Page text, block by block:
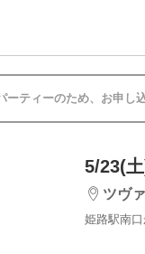
ーティーのため、お申し
5/23(
ツヴ
姫路駅南